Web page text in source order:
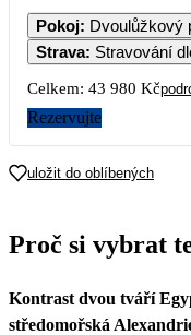
7 8
21
21
Pokoj: Dvoulůžkový
Strava: Stravování
Celkem: 43 980 Kč
Rezervujte
uložit do oblíbených
Proč si vybrat
Kontrast dvou tváří
středomořská